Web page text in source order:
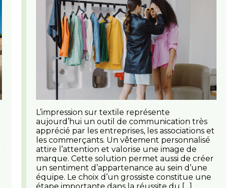
L’impression sur textile représente
aujourd’hui un outil de communication très
apprécié par les entreprises, les associations et
les commerçants. Un vêtement personnalisé
attire l’attention et valorise une image de
marque. Cette solution permet aussi de créer
un sentiment d’appartenance au sein d’une
équipe. Le choix d’un grossiste constitue une